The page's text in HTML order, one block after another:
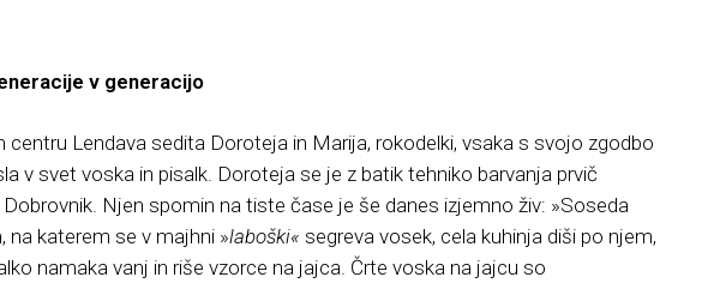
v generacijo
centru Lendava sedita Doroteja in Marija, rokodelki, vsaka s svojo zgodbo
v svet voska in pisalk. Doroteja se je z batik tehniko barvanja prvič
Njen spomin na tiste čase je še danes izjemno živ: »Soseda
na katerem se v majhni »laboški« segreva vosek, cela kuhinja diši po njem,
namaka vanj in riše vzorce na jajca. Črte voska na jajcu so